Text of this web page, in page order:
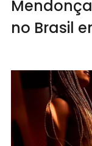
no Brasil